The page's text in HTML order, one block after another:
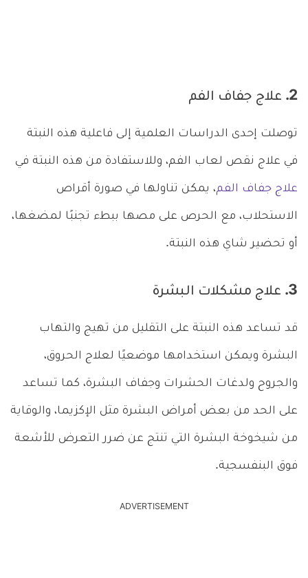
2. علاج جفاف الفم
توصلت إحدى الدراسات العلمية إلى فاعلية هذه النبتة
في علاج نقص لعاب الفم، وللاستفادة من هذه النبتة في
علاج جفاف الفم، يمكن تناولها في صورة أقراص
الاستحلاب، مع الحرص على مصها ببطء تجنبًا لمضغها،
أو تحضير شاي هذه النبتة.
3. علاج مشكلات البشرة
قد تساعد هذه النبتة على التقليل من تهيج والتهاب
البشرة ويمكن استخدامها موضعيًا لعلاج الحروق،
والجروح ولدغات الحشرات وجفاف البشرة، كما تساعد
على الحد من بعض أمراض البشرة مثل الإكزيما، والوقاية
من شيخوخة البشرة التي تنتج عن ضرر التعرض للأشعة
فوق البنفسجية.
ADVERTISEMENT